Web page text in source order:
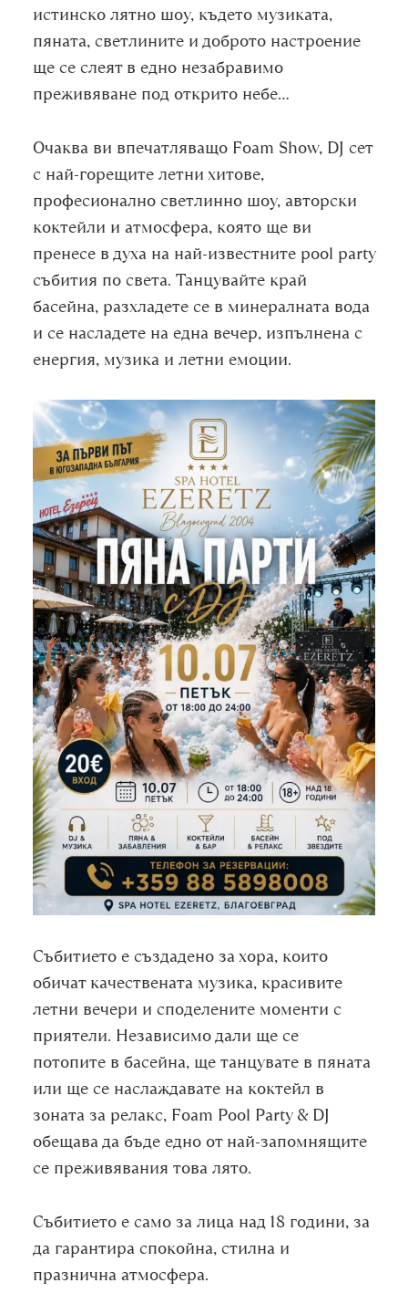
истинско лятно шоу, където музиката,
пяната, светлините и доброто настроение
ще се слеят в едно незабравимо
преживяване под открито небе…
Очаква ви впечатляващо Foam Show, DJ сет
с най-горещите летни хитове,
професионално светлинно шоу, авторски
коктейли и атмосфера, която ще ви
пренесе в духа на най-известните pool party
събития по света. Танцувайте край
басейна, разхладете се в минералната вода
и се насладете на една вечер, изпълнена с
енергия, музика и летни емоции.
Събитието е създадено за хора, които
обичат качествената музика, красивите
летни вечери и споделените моменти с
приятели. Независимо дали ще се
потопите в басейна, ще танцувате в пяната
или ще се наслаждавате на коктейл в
зоната за релакс, Foam Pool Party & DJ
обещава да бъде едно от най-запомнящите
се преживявания това лято.
Събитието е само за лица над 18 години, за
да гарантира спокойна, стилна и
празнична атмосфера.